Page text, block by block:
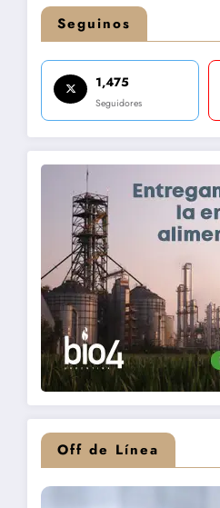
Seguinos
1,475
Seguidores
Off de Línea